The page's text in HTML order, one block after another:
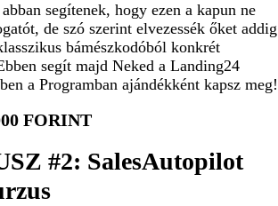
segítenek, hogy ezen a kapun ne
de szó szerint elvezessék őket addig
bámészkodóból konkrét
segít majd Neked a Landing24
a Programban ajándékként kapsz meg!
FORINT
#2: SalesAutopilot